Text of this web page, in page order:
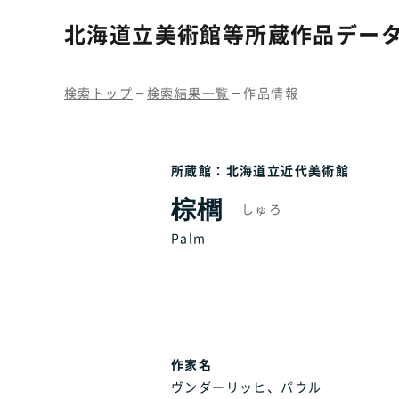
北海道立美術館等所蔵作品デー
検索トップ 検索結果一覧 作品情報
所蔵館：北海道立近代美術館
棕櫚
しゅろ
Palm
作家名
ヴンダーリッヒ、パウル